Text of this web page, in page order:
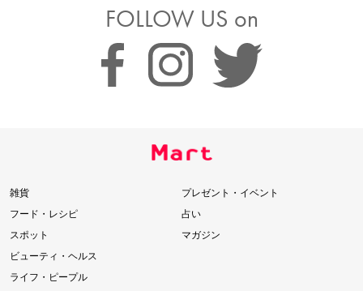
FOLLOW US on
雑貨
フード・レシピ
スポット
ビューティ・ヘルス
ライフ・ピープル
プレゼント・イベント
占い
マガジン